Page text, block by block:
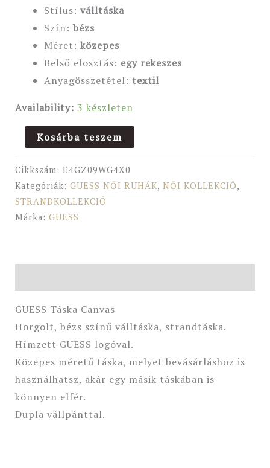
Stílus: válltáska
Szín: bézs
Méret: közepes
Belső elosztás: egy rekeszes
Anyagösszetétel: textil
Availability: 3 készleten
Kosárba teszem
Cikkszám: E4GZ09WG4X0
Kategóriák: GUESS NŐI RUHÁK, NŐI KOLLEKCIÓ,
STRANDKOLLEKCIÓ
Márka: GUESS
GUESS Táska Canvas
Horgolt, bézs színű válltáska, strandtáska.
Hímzett GUESS logóval.
Közepes méretű táska, melyet bevásárláshoz is
használhatsz, akár egy másik táskában is
könnyen elfér.
Dupla vállpánttal.